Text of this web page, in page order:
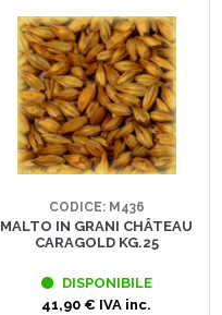
CODICE: M436
MALTO IN GRANI CHÂTEAU
CARAGOLD KG.25
DISPONIBILE
41,90 € IVA inc.